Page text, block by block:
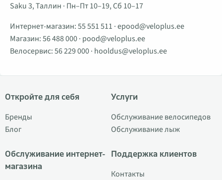
Saku 3, Таллин · Пн–Пт 10–19, Сб 10–17
Интернет-магазин:55 551 511 ·epood@veloplus.ee
Магазин:56 488 000· pood@veloplus.ee
Велосервис:56 229 000· hooldus@veloplus.ee
Откройте для себя
Бренды
Блог
Обслуживание интернет-
магазина
Услуги
Обслуживание велосипедов
Обслуживание лыж
Поддержка клиентов
Контакты